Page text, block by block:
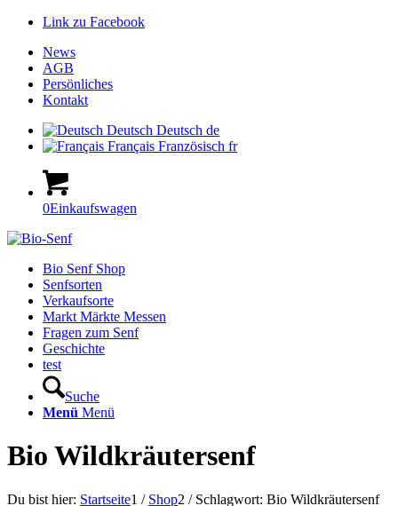
Link zu Facebook
News
AGB
Persönliches
Kontakt
Deutsch Deutsch de
Français Französisch fr
0Einkaufswagen
Hauptnavigation
Bio Senf Shop
Senfsorten
Verkaufsorte
Markt Märkte Messen
Fragen zum Senf
Geschichte
test
Suche
Menü Menü
Bio Wildkräutersenf
Du bist hier: Startseite1 / Shop2 / Schlagwort: Bio Wildkräutersenf